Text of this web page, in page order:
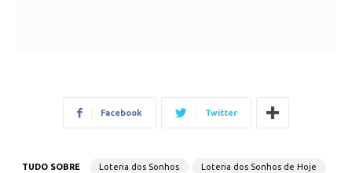
Facebook Twitter
TUDO SOBRE Loteria dos Sonhos Loteria dos Sonhos de Hoje